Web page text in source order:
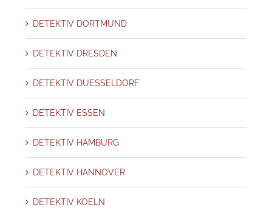
DETEKTIV DORTMUND
DETEKTIV DRESDEN
DETEKTIV DUESSELDORF
DETEKTIV ESSEN
DETEKTIV HAMBURG
DETEKTIV HANNOVER
DETEKTIV KOELN